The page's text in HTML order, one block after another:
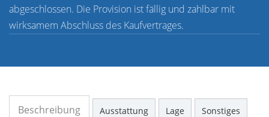
abgeschlossen. Die Provision ist fällig und zahlbar mit
wirksamem Abschluss des Kaufvertrages.
Beschreibung Ausstattung Lage Sonstiges